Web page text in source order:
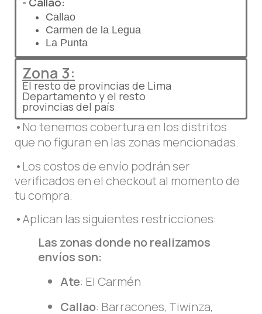
Callao
Carmen de la Legua
La Punta
Zona 3:
El resto de provincias de Lima
Departamento y el resto
provincias del país
•No tenemos cobertura en los distritos
que no figuran en las zonas mencionadas.
•Los costos de envío podrán ser
verificados en el checkout al momento de
tu compra.
•Aplican las siguientes restricciones:
Las zonas donde no realizamos
envíos son:
Ate: El Carmén
Callao: Barracones, Tiwinza,